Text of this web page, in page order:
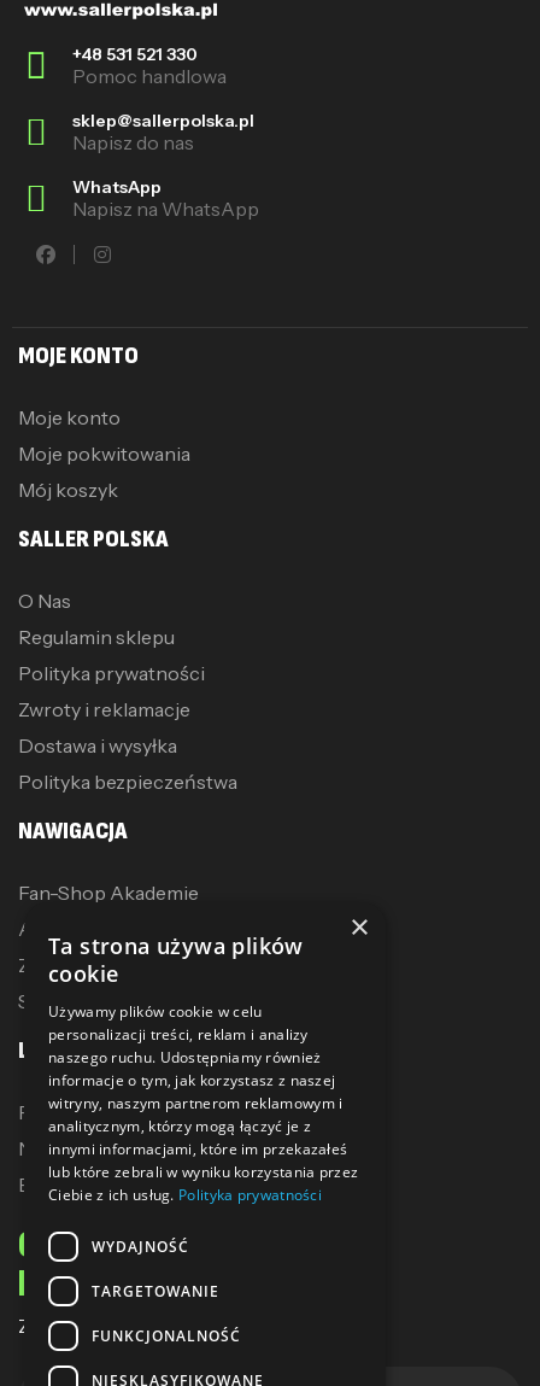
+48 531 521 330
Pomoc handlowa
sklep@sallerpolska.pl
Napisz do nas
WhatsApp
Napisz na WhatsApp
MOJE KONTO
Moje konto
Moje pokwitowania
Mój koszyk
SALLER POLSKA
O Nas
Regulamin sklepu
Polityka prywatności
Zwroty i reklamacje
Dostawa i wysyłka
Polityka bezpieczeństwa
NAWIGACJA
Fan-Shop Akademie
Akcesoria treningowe
Zostań dystrybutorem
Sublimacja
LINKI
Promocje
Nowe produkty
Bestsellery
ODBIERZ 10% ZNIŻKI
NA PIERWSZE ZAKUPY
Zapisz się do naszego newslettera
×
Ta strona używa plików
cookie
Używamy plików cookie w celu
personalizacji treści, reklam i analizy
naszego ruchu. Udostępniamy również
informacje o tym, jak korzystasz z naszej
witryny, naszym partnerom reklamowym i
analitycznym, którzy mogą łączyć je z
innymi informacjami, które im przekazałeś
lub które zebrali w wyniku korzystania przez
Ciebie z ich usług. Polityka prywatności
WYDAJNOŚĆ
TARGETOWANIE
FUNKCJONALNOŚĆ
NIESKLASYFIKOWANE